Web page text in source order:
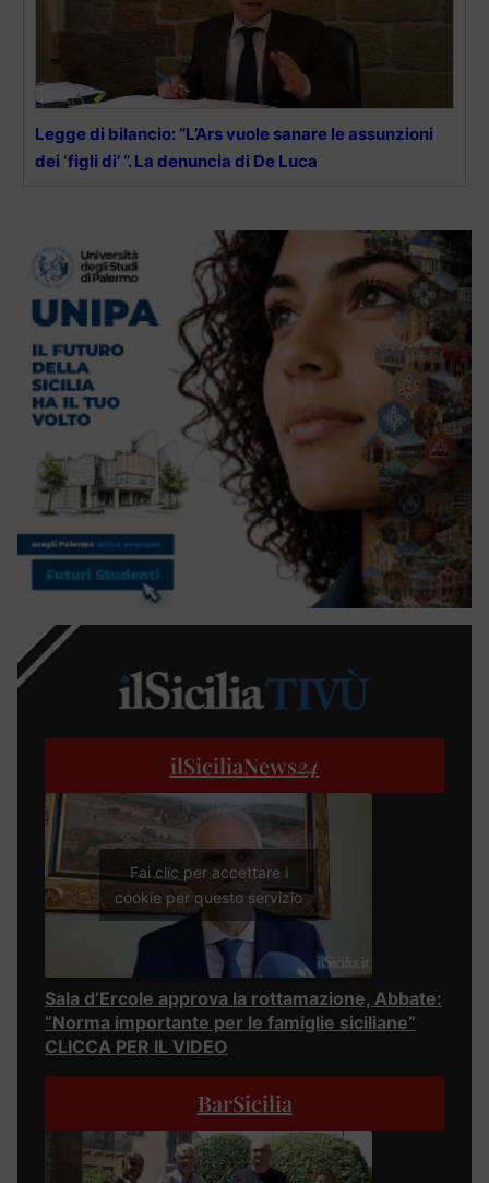
Legge di bilancio: “L’Ars vuole sanare le assunzioni
dei ‘figli di’ “. La denuncia di De Luca
ilSiciliaNews24
Fai clic per accettare i
cookie per questo servizio
Sala d’Ercole approva la rottamazione, Abbate:
“Norma importante per le famiglie siciliane”
CLICCA PER IL VIDEO
BarSicilia